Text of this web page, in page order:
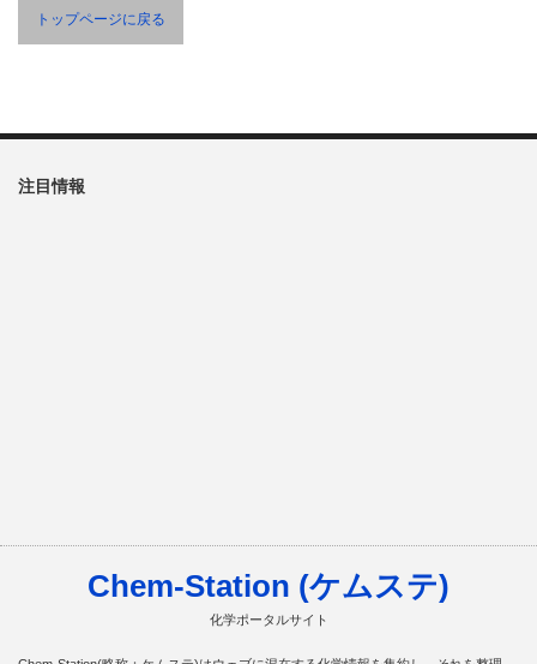
トップページに戻る
注目情報
Chem-Station (ケムステ)
化学ポータルサイト